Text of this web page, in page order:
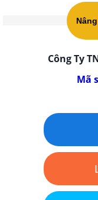
Công Ty
Mã